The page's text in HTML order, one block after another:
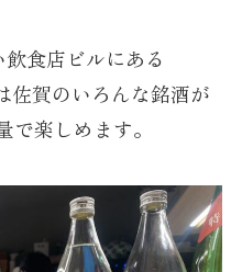
食店ビルにある
佐賀のいろんな銘酒が
で楽しめます。